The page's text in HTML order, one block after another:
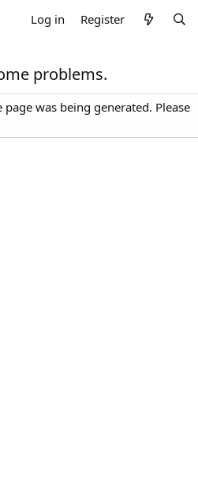
Log in Register
problems.
was being generated. Please